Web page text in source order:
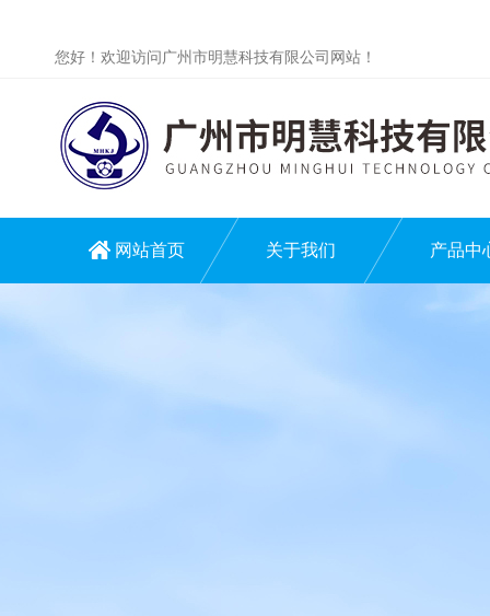
您好！欢迎访问广州市明慧科技有限公司网站！
网站首页 关于我们 产品中